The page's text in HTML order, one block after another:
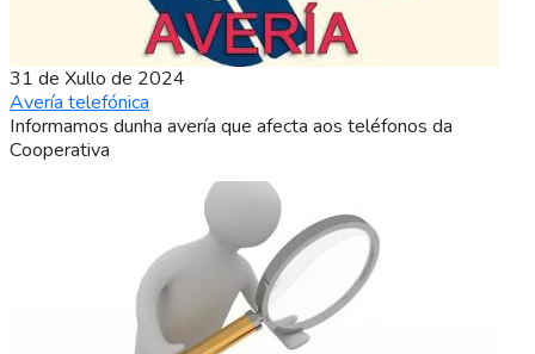
31 de Xullo de 2024
Avería telefónica
Informamos dunha avería que afecta aos teléfonos da
Cooperativa